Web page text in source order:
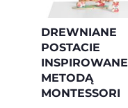
DREWNIANE
POSTACIE
INSPIROWANE
METODĄ
MONTESSORI